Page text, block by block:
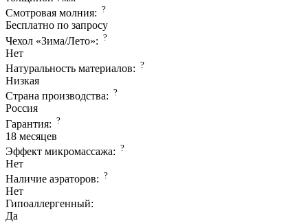
Смотровая молния: ?
Бесплатно по запросу
Чехол «Зима/Лето»: ?
Нет
Натуральность материалов: ?
Низкая
Страна производcтва: ?
Россия
Гарантия: ?
18 месяцев
Эффект микромассажа: ?
Нет
Наличие аэраторов: ?
Нет
Гипоаллергенный:
Да